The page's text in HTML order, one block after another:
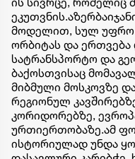
მოდელით, სულ უფრო
ორბიტას და
სატრანსპორტო და
ბაქოსთვისაც
მიბმული მოსკოვზე
რეგიონულ
კორიდორებზე,
ურთიერთობაზე.ამ
ისტორიულად უნდა